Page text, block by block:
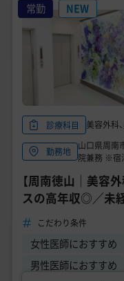
常勤 NEW
診療科目 美容外科
勤務地
山口県周南
院兼務 ※宿
【周南徳山｜美容
スの高年収◎／未
央美容外科
こだわり条件
女性医師におすすめ
男性医師におすすめ